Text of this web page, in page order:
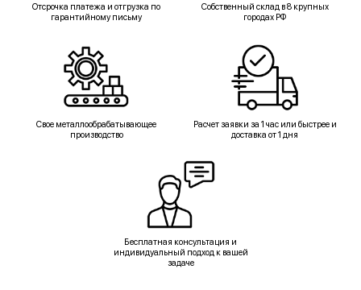
Отсрочка платежа и отгрузка по
гарантийному письму
Собственный склад в 8 крупных
городах РФ
Свое металлообрабатывающее
производство
Расчет заявки за 1 час или быстрее и
доставка от 1 дня
Бесплатная консультация и
индивидуальный подход к вашей
задаче